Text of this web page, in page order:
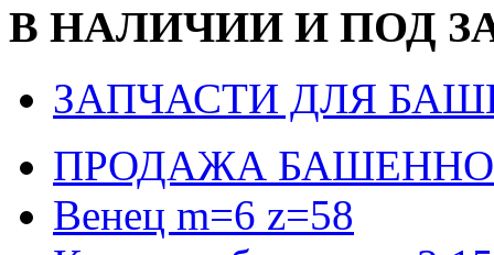
В НАЛИЧИИ И ПОД
ЗАПЧАСТИ ДЛЯ
ПРОДАЖА
Венец m=6 z=58